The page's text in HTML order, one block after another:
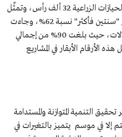
كما بلغ إجمالي عدد الأبقار في الحيازات الزراعية 32 ألف رأس، وتمثِّل
الإناث الحلوبات من إناث الأبقار "سنتين فأكثر" نسبة 62%، وجاءت
السلالة المحلية الأعلى بين السلالات، حيث بلغت 90% من إجمالي
الأرقام الأبقار في المشاريع
التنمية المتوازنة والمستدامة
إلا في موسم يتميز بالتغيرات في